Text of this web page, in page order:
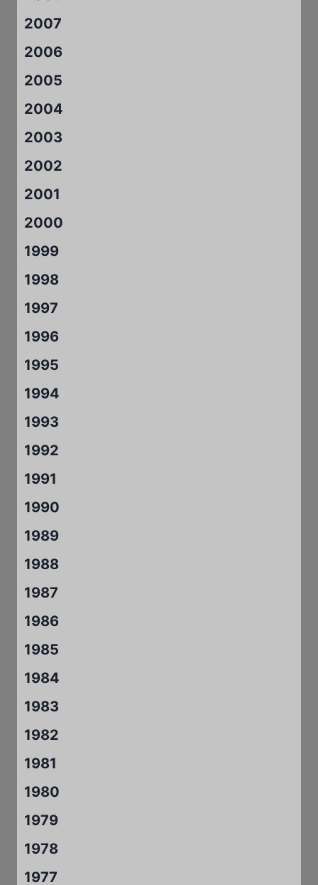
2007
2006
2005
2004
2003
2002
2001
2000
1999
1998
1997
1996
1995
1994
1993
1992
1991
1990
1989
1988
1987
1986
1985
1984
1983
1982
1981
1980
1979
1978
1977